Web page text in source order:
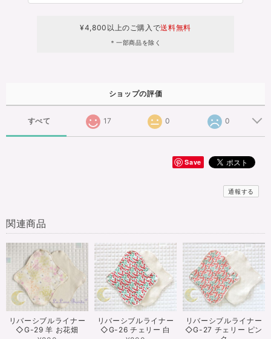
¥4,800以上のご購入で送料無料
＊一部商品を除く
ショップの評価
すべて 17 0 0
Save
通報する
関連商品
リバーシブルライナー
◇G-29 羊 お花畑
リバーシブルライナー
◇G-26 チェリー 白
リバーシブルライナー
◇G-27 チェリー ピン